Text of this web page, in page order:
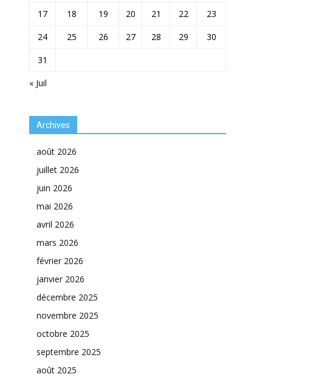
« Juil
17
18 19 20 21 22
23
24
25 26 27 28 29
30
31
Archives
août 2026
juillet 2026
juin 2026
mai 2026
avril 2026
mars 2026
février 2026
janvier 2026
décembre 2025
novembre 2025
octobre 2025
septembre 2025
août 2025